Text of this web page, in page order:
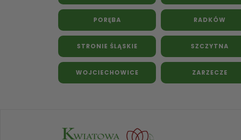
PORĘBA RADKÓW
STRONIE ŚLĄSKIE SZCZYTNA
WOJCIECHOWICE ZARZECZE